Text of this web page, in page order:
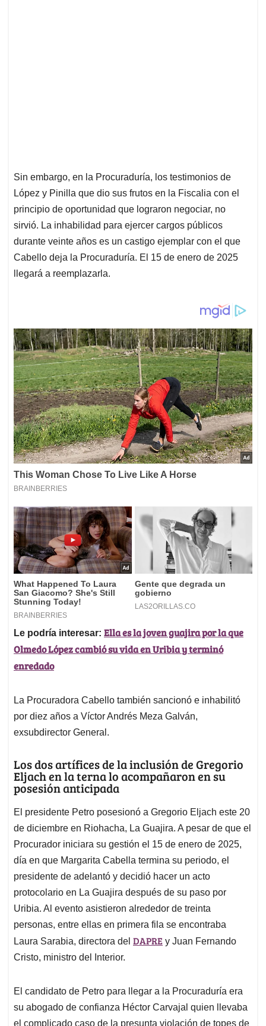
Sin embargo, en la Procuraduría, los testimonios de
López y Pinilla que dio sus frutos en la Fiscalia con el
principio de oportunidad que lograron negociar, no
sirvió. La inhabilidad para ejercer cargos públicos
durante veinte años es un castigo ejemplar con el que
Cabello deja la Procuraduría. El 15 de enero de 2025
llegará a reemplazarla.
Le podría interesar: Ella es la joven guajira por la que
Olmedo López cambió su vida en Uribia y terminó
enredado
La Procuradora Cabello también sancionó e inhabilitó
por diez años a Víctor Andrés Meza Galván,
exsubdirector General.
Los dos artífices de la inclusión de Gregorio
Eljach en la terna lo acompañaron en su
posesión anticipada
El presidente Petro posesionó a Gregorio Eljach este 20
de diciembre en Riohacha, La Guajira. A pesar de que el
Procurador iniciara su gestión el 15 de enero de 2025,
día en que Margarita Cabella termina su periodo, el
presidente de adelantó y decidió hacer un acto
protocolario en La Guajira después de su paso por
Uribia. Al evento asistieron alrededor de treinta
personas, entre ellas en primera fila se encontraba
Laura Sarabia, directora del DAPRE y Juan Fernando
Cristo, ministro del Interior.
El candidato de Petro para llegar a la Procuraduría era
su abogado de confianza Héctor Carvajal quien llevaba
el complicado caso de la presunta violación de topes de